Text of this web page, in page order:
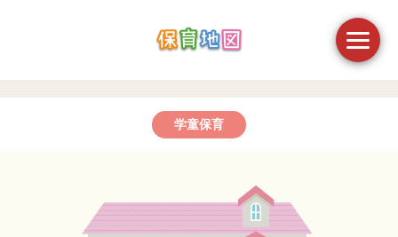
学童保育